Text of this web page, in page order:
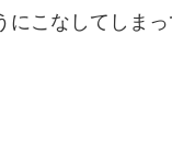
にこなしてしま